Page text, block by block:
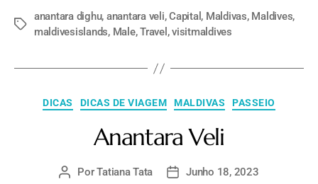
anantara dighu, anantara veli,Capital , Maldivas, Maldives,
maldivesislands, Male,Travel ,visitmaldives
DICAS DICAS DE VIAGEM MALDIVAS PASSEIO
Anantara Veli
PorTatiana Tata Junho 18, 2023